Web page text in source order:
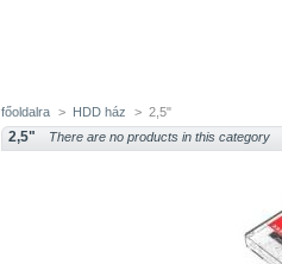
főoldalra > HDD ház > 2,5"
2,5" There are no products in this category